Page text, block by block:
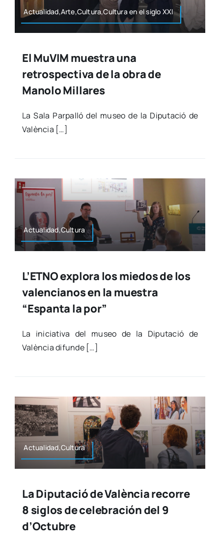
Actualidad,Arte,Cultura,Cultura en el siglo XXI
El MuVIM muestra una
retrospectiva de la obra de
Manolo Millares
La Sala Par­pa­lló del museo de la Dipu­tació de
Valèn­cia […]
Actualidad,Cultura
L’ETNO explora los miedos de los
valencianos en la muestra
“Espanta la por”
La ini­cia­ti­va del museo de la Dipu­tació de
Valèn­cia difun­de […]
Actualidad,Cultura
La Diputació de València recorre
8 siglos de celebración del 9
d’Octubre